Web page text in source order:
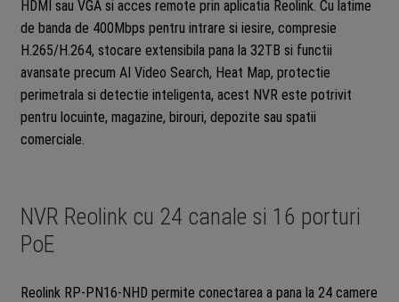
HDMI sau VGA si acces remote prin aplicatia Reolink. Cu latime
de banda de 400Mbps pentru intrare si iesire, compresie
H.265/H.264, stocare extensibila pana la 32TB si functii
avansate precum AI Video Search, Heat Map, protectie
perimetrala si detectie inteligenta, acest NVR este potrivit
pentru locuinte, magazine, birouri, depozite sau spatii
comerciale.
NVR Reolink cu 24 canale si 16 porturi
PoE
Reolink RP-PN16-NHD permite conectarea a pana la 24 camere